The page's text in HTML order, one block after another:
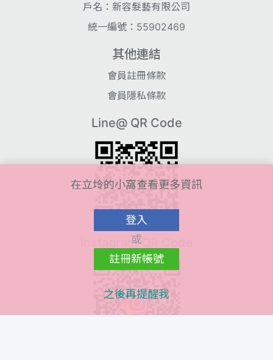
戶名：新容髮藝有限公司
統一編號：55902469
其他連結
會員註冊條款
會員隱私條款
Line@ QR Code
Instagram QR Code
在立坽的小窩查看更多資訊
登入
或
註冊新帳號
之後再提醒我